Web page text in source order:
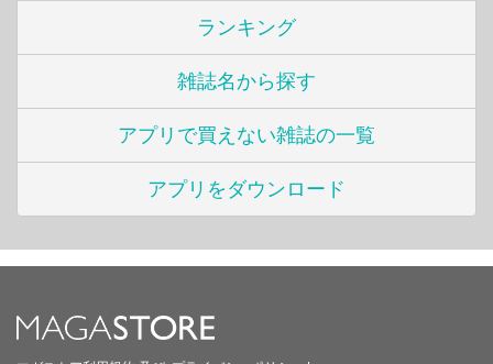
ランキング
雑誌名から探す
アプリで買えない雑誌の一覧
アプリをダウンロード